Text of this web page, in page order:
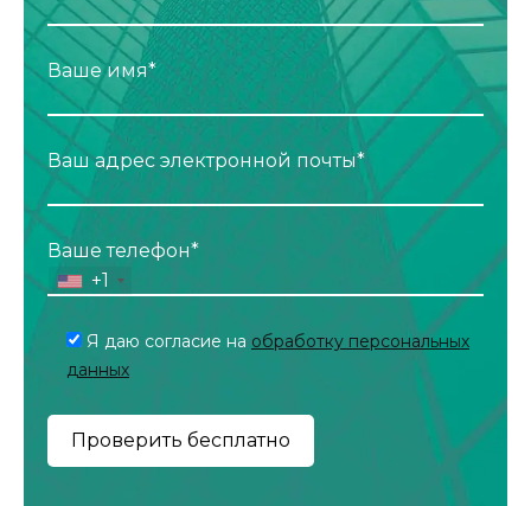
Ваше имя*
Ваш адрес электронной почты*
Ваше телефон*
+1
Я даю согласие на обработку персональных
данных